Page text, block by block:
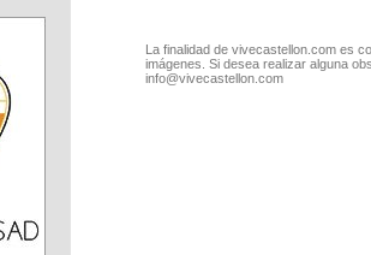
La finalidad de vivecastellon.com es
imágenes. Si desea realizar alguna
info@vivecastellon.com